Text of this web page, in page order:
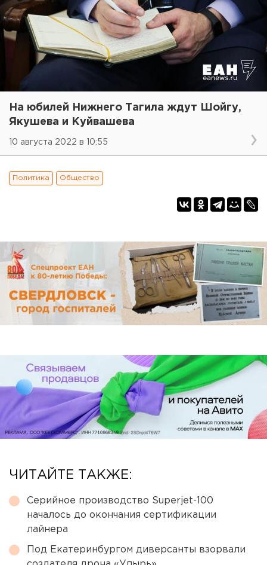
На юбилей Нижнего Тагила ждут Шойгу,
Якушева и Куйвашева
10 августа 2022 в 10:55
Политика Общество
ЧИТАЙТЕ ТАКЖЕ:
Серийное производство Superjet-100
началось до окончания сертификации
лайнера
Под Екатеринбургом диверсанты взорвали